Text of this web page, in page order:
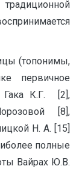
(топонимы,
первичное
Гака К.Г. [2],
[8],
Н. А. [15]
полные
Вайрах Ю.В.